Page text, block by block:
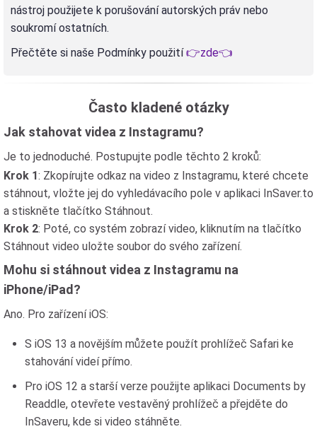
nástroj použijete k porušování autorských práv nebo
soukromí ostatních.
Přečtěte si naše Podmínky použití👉zde👈
Často kladené otázky
Jak stahovat videa z Instagramu?
Je to jednoduché. Postupujte podle těchto 2 kroků:
Krok 1: Zkopírujte odkaz na video z Instagramu, které chcete
stáhnout, vložte jej do vyhledávacího pole v aplikaci InSaver.to
a stiskněte tlačítko Stáhnout.
Krok 2: Poté, co systém zobrazí video, kliknutím na tlačítko
Stáhnout video uložte soubor do svého zařízení.
Mohu si stáhnout videa z Instagramu na
iPhone/iPad?
Ano. Pro zařízení iOS:
S iOS 13 a novějším můžete použít prohlížeč Safari ke
stahování videí přímo.
Pro iOS 12 a starší verze použijte aplikaci Documents by
Readdle, otevřete vestavěný prohlížeč a přejděte do
InSaveru, kde si video stáhněte.